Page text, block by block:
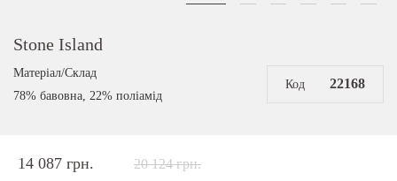
Stone Island
Матеріал/Склад
78% бавовна, 22% поліамід
Код 22168
14 087 грн. 20 124 грн.